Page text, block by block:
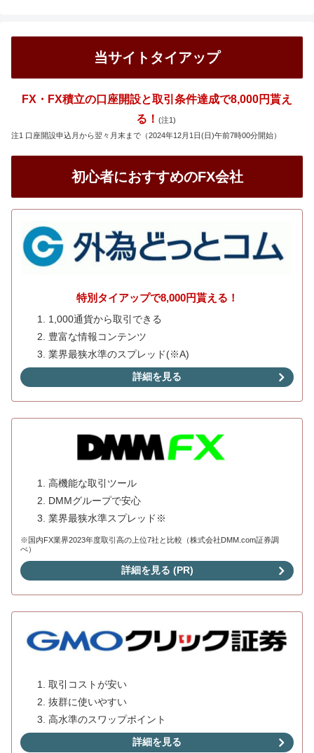
当サイトタイアップ
FX・FX積立の口座開設と取引条件達成で8,000円貰え
る！ (注1)
注1 口座開設申込月から翌々月末まで（2024年12月1日(日)午前7時00分開始）
初心者におすすめのFX会社
特別タイアップで8,000円貰える！
1,000通貨から取引できる
豊富な情報コンテンツ
業界最狭水準のスプレッド(※A)
詳細を見る
高機能な取引ツール
DMMグループで安心
業界最狭水準スプレッド※
※国内FX業界2023年度取引高の上位7社と比較（株式会社DMM.com証券調
べ）
詳細を見る (PR)
取引コストが安い
抜群に使いやすい
高水準のスワップポイント
詳細を見る